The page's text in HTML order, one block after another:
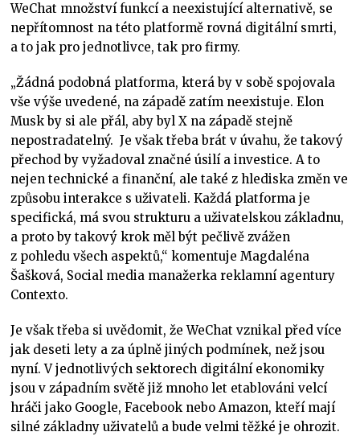
WeChat množství funkcí a neexistující alternativě, se
nepřítomnost na této platformě rovná digitální smrti,
a to jak pro jednotlivce, tak pro firmy.
„Žádná podobná platforma, která by v sobě spojovala
vše výše uvedené, na západě zatím neexistuje. Elon
Musk by si ale přál, aby byl X na západě stejně
nepostradatelný. Je však třeba brát v úvahu, že takový
přechod by vyžadoval značné úsilí a investice. A to
nejen technické a finanční, ale také z hlediska změn ve
způsobu interakce s uživateli. Každá platforma je
specifická, má svou strukturu a uživatelskou základnu,
a proto by takový krok měl být pečlivě zvážen
z pohledu všech aspektů,“ komentuje Magdaléna
Šašková, Social media manažerka reklamní agentury
Contexto.
Je však třeba si uvědomit, že WeChat vznikal před více
jak deseti lety a za úplně jiných podmínek, než jsou
nyní. V jednotlivých sektorech digitální ekonomiky
jsou v západním světě již mnoho let etablováni velcí
hráči jako Google, Facebook nebo Amazon, kteří mají
silné základny uživatelů a bude velmi těžké je ohrozit.